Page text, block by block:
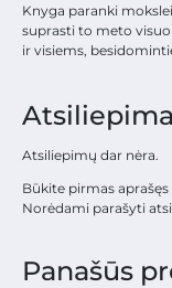
Knyga paranki
suprasti to meto
ir visiems,
Atsiliepimų dar nėra.
Būkite pirmas aprašęs
Norėdami parašyti
Panašūs